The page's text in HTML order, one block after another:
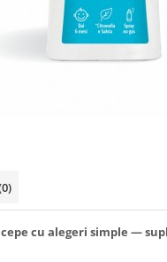
cu alegeri simple —